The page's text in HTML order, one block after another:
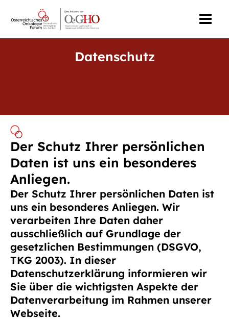
Inhalt
springen
Datenschutz
Der Schutz Ihrer persönlichen
Daten ist uns ein besonderes
Anliegen.
Der Schutz Ihrer persönlichen Daten ist
uns ein besonderes Anliegen. Wir
verarbeiten Ihre Daten daher
ausschließlich auf Grundlage der
gesetzlichen Bestimmungen (DSGVO,
TKG 2003). In dieser
Datenschutzerklärung informieren wir
Sie über die wichtigsten Aspekte der
Datenverarbeitung im Rahmen unserer
Webseite.